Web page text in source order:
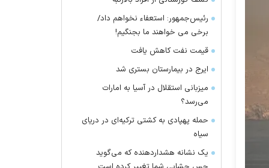
رئیس‌جمهور: استعفاء نخواهم داد/
برخی می خواهند ما بجنگیم!
قیمت نفت کاهش یافت
ایرج در بیمارستان بستری شد
میزبانی استقلال در آسیا به امارات
می‌رسد؟
حمله پهپادی به کشتی ترکیه‌ای در دریای
سیاه
یک نشانه هشداردهنده که می‌گوید